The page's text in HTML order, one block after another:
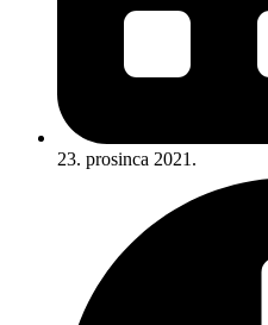
23. prosinca 2021.